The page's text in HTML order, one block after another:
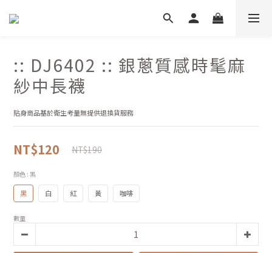
:: DJ6402 :: 銀蔥質感時髦麻
紗中長襪
貼身商品基於衛生考量無提供退換貨服務
NT$120 NT$190
顏色 : 黑
黑 白 紅 黃 咖啡
數量